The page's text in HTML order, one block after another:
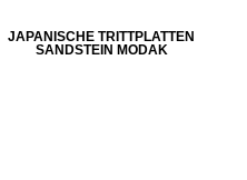
JAPANISCHE TRITTPLATTEN
SANDSTEIN MODAK